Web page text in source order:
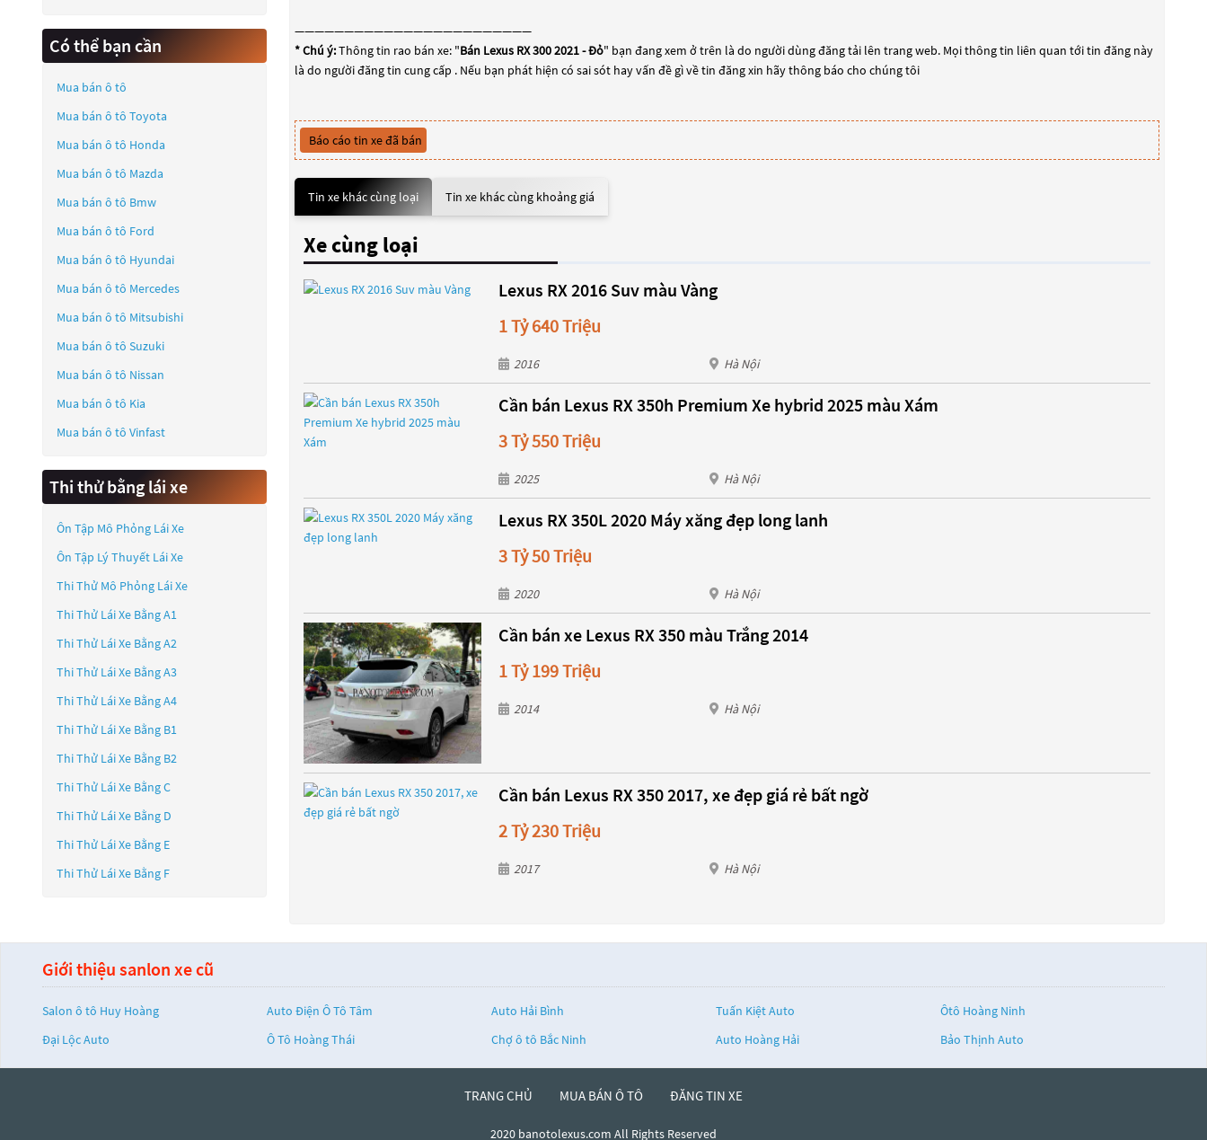
————————————————————————
* Chú ý:Thông tin rao bán xe: "Bán Lexus RX 300 2021 - Đỏ" bạn đang xem ở trên là do người dùng đăng tải lên trang web. Mọi thông tin liên quan tới tin đăng này
là do người đăng tin cung cấp . Nếu bạn phát hiện có sai sót hay vấn đề gì về tin đăng xin hãy thông báo cho chúng tôi
Báo cáo tin xe đã bán
Tin xe khác cùng loại Tin xe khác cùng khoảng giá
Xe cùng loại
Lexus RX 2016 Suv màu Vàng
1 Tỷ 640 Triệu
2016 Hà Nội
Cần bán Lexus RX 350h Premium Xe hybrid 2025 màu Xám
3 Tỷ 550 Triệu
2025 Hà Nội
Lexus RX 350L 2020 Máy xăng đẹp long lanh
3 Tỷ 50 Triệu
2020 Hà Nội
Cần bán xe Lexus RX 350 màu Trắng 2014
1 Tỷ 199 Triệu
2014 Hà Nội
Cần bán Lexus RX 350 2017, xe đẹp giá rẻ bất ngờ
2 Tỷ 230 Triệu
2017 Hà Nội
Có thể bạn cần
Mua bán ô tô
Mua bán ô tô Toyota
Mua bán ô tô Honda
Mua bán ô tô Mazda
Mua bán ô tô Bmw
Mua bán ô tô Ford
Mua bán ô tô Hyundai
Mua bán ô tô Mercedes
Mua bán ô tô Mitsubishi
Mua bán ô tô Suzuki
Mua bán ô tô Nissan
Mua bán ô tô Kia
Mua bán ô tô Vinfast
Thi thử bằng lái xe
Ôn Tập Mô Phỏng Lái Xe
Ôn Tập Lý Thuyết Lái Xe
Thi Thử Mô Phỏng Lái Xe
Thi Thử Lái Xe Bằng A1
Thi Thử Lái Xe Bằng A2
Thi Thử Lái Xe Bằng A3
Thi Thử Lái Xe Bằng A4
Thi Thử Lái Xe Bằng B1
Thi Thử Lái Xe Bằng B2
Thi Thử Lái Xe Bằng C
Thi Thử Lái Xe Bằng D
Thi Thử Lái Xe Bằng E
Thi Thử Lái Xe Bằng F
Giới thiệu sanlon xe cũ
Salon ô tô Huy Hoàng Auto Điện Ô Tô Tâm Auto Hải Bình Tuấn Kiệt Auto
Ôtô Hoàng Ninh
Đại Lộc Auto
Ô Tô Hoàng Thái Chợ ô tô Bắc Ninh Auto Hoàng Hải Bảo Thịnh Auto
TRANG CHỦ MUA BÁN Ô TÔ ĐĂNG TIN XE
2020 banotolexus.com All Rights Reserved